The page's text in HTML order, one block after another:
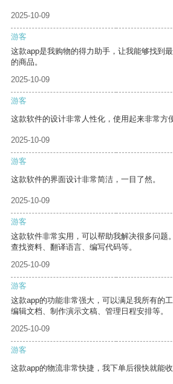
2025-10-09
游客
这款app是我购物的得力助手，让我能够找到
的商品。
2025-10-09
游客
这款软件的设计非常人性化，使用起来非常方
2025-10-09
游客
这款软件的界面设计非常简洁，一目了然。
2025-10-09
游客
这款软件非常实用，可以帮助我解决很多问题
查找资料、翻译语言、编写代码等。
2025-10-09
游客
这款app的功能非常强大，可以满足我所有的
编辑文档、制作演示文稿、管理日程安排等。
2025-10-09
游客
这款app的物流非常快捷，我下单后很快就能收